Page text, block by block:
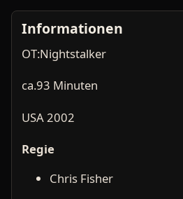
Informationen
OT:Nightstalker
ca.93 Minuten
USA 2002
Regie
Chris Fisher